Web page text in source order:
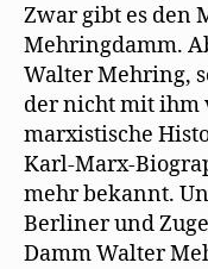
Zwar gibt es den
Mehringdamm.
Walter Mehring,
der nicht mit ihm
marxistische
Karl-Marx-
mehr bekannt.
Berliner und
Damm Walter